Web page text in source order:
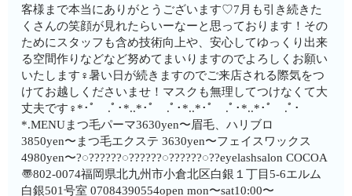
客様まで本当にありがとうございます♡7月も引き続きた
くさんの笑顔が見れたらいーなーと思っております！その
ためにスタッフも含め技術向上や、安心してゆっくり出来
る空間作りなどなど努めてまいりますのでよろしくお願い
いたします‍♀️暑い日が続きますのでご来店される際気をつ
けてお越しくださいませ！マスクも無理してつけなくて大
丈夫です‍♀️*･ﾟ .ﾟ･*..*･ﾟ .ﾟ･*..*･ﾟ .ﾟ･*..*･ﾟ .ﾟ･
*.MENUまつ毛パーマ3630yen〜眉毛、ハリブロ
3850yen〜まつ毛エクステ 3630yen〜フェイスワックス
4980yen〜?◌??????◌??????◌??????◌??eyelashsalon COCOA
〠802-0074福岡県北九州市小倉北区白銀１丁目5-6エルム
白銀501号室︎ 07084390554open mon〜sat10:00〜